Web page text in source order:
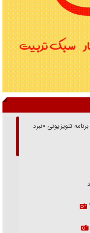
تلویزیونی «نبرد